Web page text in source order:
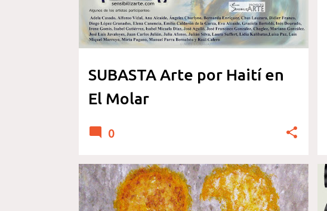
SUBASTA Arte por Haití en
El Molar
0
DERECHOS HUMANOS PAZ